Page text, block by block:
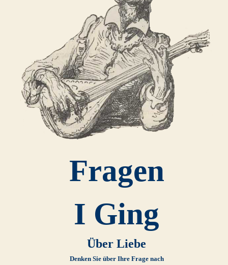
Fragen
I Ging
Über Liebe
Denken Sie über Ihre Frage nach